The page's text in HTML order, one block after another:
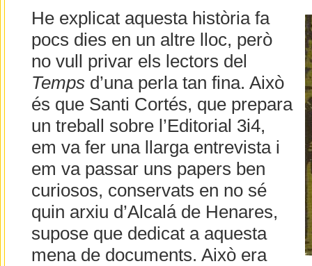
He explicat aquesta història fa
pocs dies en un altre lloc, però
no vull privar els lectors del
Tempsd’una perla tan fina. Això
és que Santi Cortés, que prepara
un treball sobre l’Editorial 3i4,
em va fer una llarga entrevista i
em va passar uns papers ben
curiosos, conservats en no sé
quin arxiu d’Alcalá de Henares,
supose que dedicat a aquesta
mena de documents. Això era